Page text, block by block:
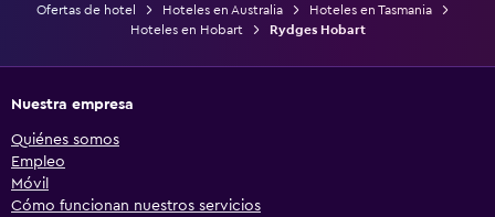
Ofertas de hotel Hoteles en Australia
Hoteles en Tasmania
Hoteles en Hobart
Rydges Hobart
Nuestra empresa
Quiénes somos
Empleo
Móvil
Cómo funcionan nuestros servicios